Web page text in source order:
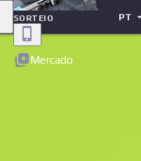
SORTEIO
Mercado
PT